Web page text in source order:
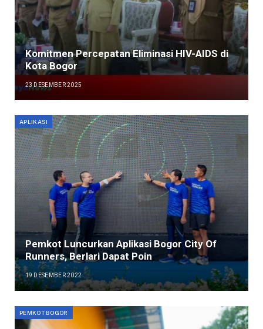
Komitmen Percepatan Eliminasi HIV-AIDS di
Kota Bogor
23 DESEMBER 2025
APLIKASI
Pemkot Luncurkan Aplikasi Bogor City Of
Runners, Berlari Dapat Poin
19 DESEMBER 2022
PEMKOT BOGOR